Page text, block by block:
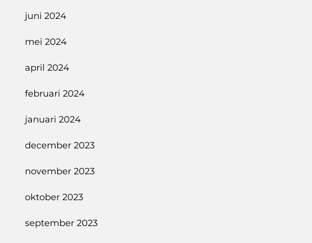
juni 2024
mei 2024
april 2024
februari 2024
januari 2024
december 2023
november 2023
oktober 2023
september 2023